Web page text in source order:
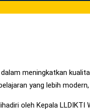
meningkatkan
yang lebih
oleh Kepala LLDIKTI